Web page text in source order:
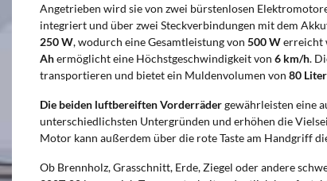
Angetrieben wird sie von zwei bürstenlosen
integriert und über zwei Steckverbindungen mit dem
250 W, wodurch eine Gesamtleistung von 500 Werreicht
Ahermöglicht eine Höchstgeschwindigkeit von 6 km/h.
transportieren und bietet ein Muldenvolumen von 80
Die beiden luftbereiften Vorderrädergewährleisten eine
unterschiedlichsten Untergründen und erhöhen die
Motor kann außerdem über die rote Taste am Handgriff
Ob Brennholz, Grasschnitt, Erde, Ziegel oder andere